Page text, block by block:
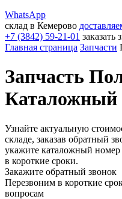
WhatsApp
склад в Кемерово
+7 (3842) 59-21-01 заказать
Главная страница Запчасти
Запчасть
Каталожный
Узнайте актуальную
складе, заказав обратный
укажите каталожный номер
в короткие сроки.
Закажите обратный звонок
Перезвоним в короткие
вопросам